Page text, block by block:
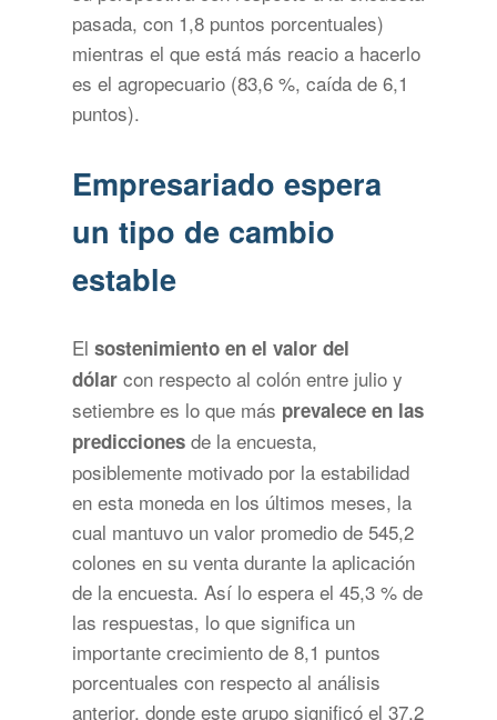
pasada, con 1,8 puntos porcentuales)
mientras el que está más reacio a hacerlo
es el agropecuario (83,6 %, caída de 6,1
puntos).
Empresariado espera
un tipo de cambio
estable
El sostenimiento en el valor del
dólar con respecto al colón entre julio y
setiembre es lo que más prevalece en las
predicciones de la encuesta,
posiblemente motivado por la estabilidad
en esta moneda en los últimos meses, la
cual mantuvo un valor promedio de 545,2
colones en su venta durante la aplicación
de la encuesta. Así lo espera el 45,3 % de
las respuestas, lo que significa un
importante crecimiento de 8,1 puntos
porcentuales con respecto al análisis
anterior, donde este grupo significó el 37,2